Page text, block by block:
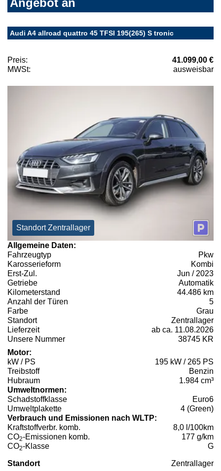
Angebot an
Audi A4 allroad quattro 45 TFSI 195(265) S tronic
Preis:
41.099,00 €
MWSt:
ausweisbar
Standort Zentrallager
Allgemeine Daten:
Fahrzeugtyp
Pkw
Karosserieform
Kombi
Erst-Zul.
Jun / 2023
Getriebe
Automatik
Kilometerstand
44.486 km
Anzahl der Türen
5
Farbe
Grau
Standort
Zentrallager
Lieferzeit
ab ca. 11.08.2026
Unsere Nummer
38745 KR
Motor:
kW / PS
195 kW / 265 PS
Treibstoff
Benzin
Hubraum
1.984 cm³
Umweltnormen:
Schadstoffklasse
Euro6
Umweltplakette
4 (Green)
Verbrauch und Emissionen nach WLTP:
Kraftstoffverbr. komb.
8,0 l/100km
CO2-Emissionen komb.
177 g/km
CO2-Klasse G
Standort Zentrallager